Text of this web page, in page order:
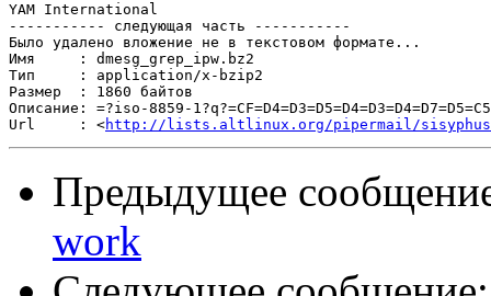
YAM International
----------- следующая часть -----------
Было удалено вложение не в текстовом формате...
Имя     : dmesg_grep_ipw.bz2
Тип     : application/x-bzip2
Размер  : 1860 байтов
Описание: =?iso-8859-
Url     : <http://lists.altlinux.org/pipermail/sisyphus/
Предыдущее
work